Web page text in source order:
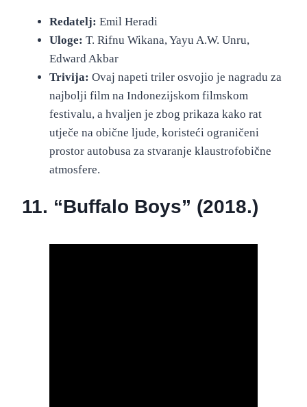
Redatelj: Emil Heradi
Uloge: T. Rifnu Wikana, Yayu A.W. Unru,
Edward Akbar
Trivija: Ovaj napeti triler osvojio je nagradu za
najbolji film na Indonezijskom filmskom
festivalu, a hvaljen je zbog prikaza kako rat
utječe na obične ljude, koristeći ograničeni
prostor autobusa za stvaranje klaustrofobične
atmosfere.
11. “Buffalo Boys” (2018.)